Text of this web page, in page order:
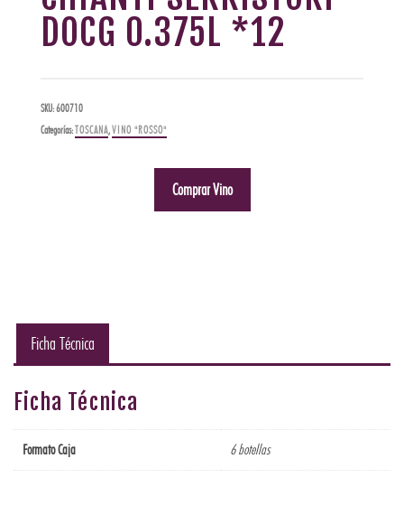
DOCG 0.375L *12
SKU:600710
Categorías:TOSCANA,VINO "ROSSO"
Comprar Vino
Ficha Técnica
Ficha Técnica
Formato Caja 6 botellas